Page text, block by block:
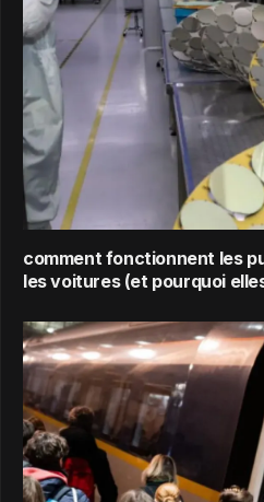
comment fonctionnent les
les voitures (et pourquoi